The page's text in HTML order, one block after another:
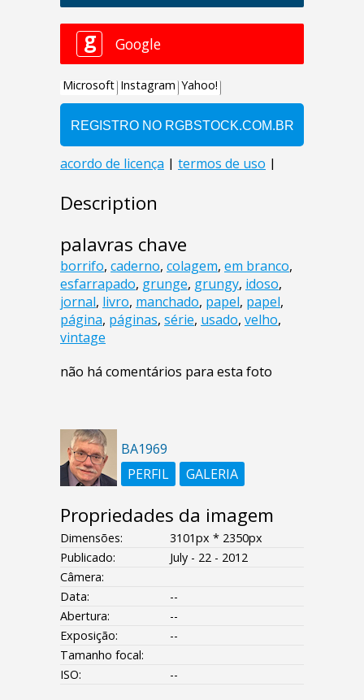
Description
palavras chave
borrifo, caderno, colagem, em branco,
esfarrapado, grunge, grungy, idoso,
jornal, livro, manchado, papel, papel,
página, páginas, série, usado, velho,
vintage
não há comentários para esta foto
BA1969
PERFIL
GALERIA
Propriedades da imagem
Dimensões:
3101px * 2350px
Publicado:
July - 22 - 2012
Câmera:
Data:
--
Abertura:
--
Exposição:
--
Tamanho focal:
ISO:
--